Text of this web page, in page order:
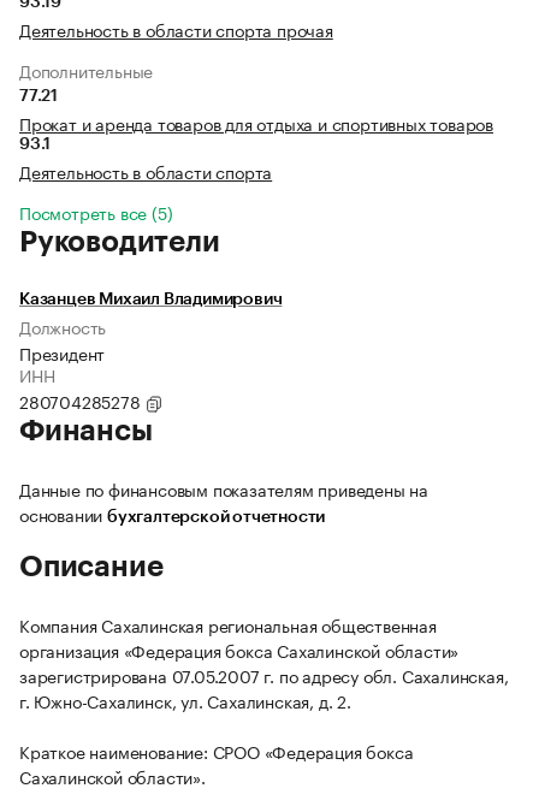
Деятельность в области спорта прочая
Дополнительные
77.21
Прокат и аренда товаров для отдыха и спортивных товаров
93.1
Деятельность в области спорта
Посмотреть все (5)
Руководители
Казанцев Михаил Владимирович
Должность
Президент
ИНН
280704285278
Финансы
Данные по финансовым показателям приведены на
основании бухгалтерской отчетности
Описание
Компания Сахалинская региональная общественная
организация «Федерация бокса Сахалинской области»
зарегистрирована 07.05.2007 г. по адресу обл. Сахалинская,
г. Южно-Сахалинск, ул. Сахалинская, д. 2.
Краткое наименование: СРОО «Федерация бокса
Сахалинской области».